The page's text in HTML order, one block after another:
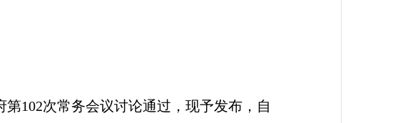
102次常务会议讨论通过，现予发布，自